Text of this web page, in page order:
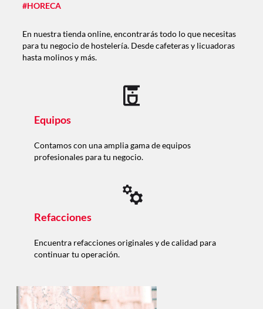
#HORECA
En nuestra tienda online, encontrarás todo lo que necesitas
para tu negocio de hostelería. Desde cafeteras y licuadoras
hasta molinos y más.
Equipos
Contamos con una amplia gama de equipos
profesionales para tu negocio.
Refacciones
Encuentra refacciones originales y de calidad para
continuar tu operación.